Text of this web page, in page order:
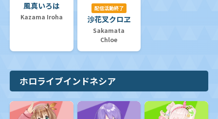
風真いろは
Kazama Iroha
配信活動終了
沙花叉クロヱ
Sakamata
Chloe
ホロライブインドネシア